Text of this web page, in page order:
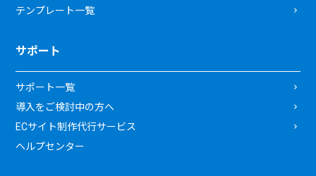
テンプレート一覧
サポート
サポート一覧
導入をご検討中の方へ
ECサイト制作代行サービス
ヘルプセンター